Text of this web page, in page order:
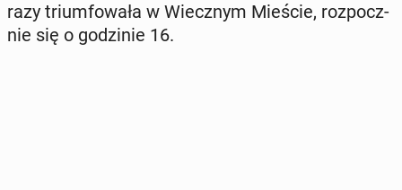
razy trium­fo­wa­ła w Wiecz­nym Mieście, roz­pocz­
nie się o go­dzi­nie 16.